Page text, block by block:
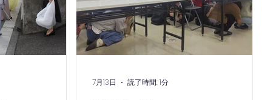
7月13日 読了時間: 1分